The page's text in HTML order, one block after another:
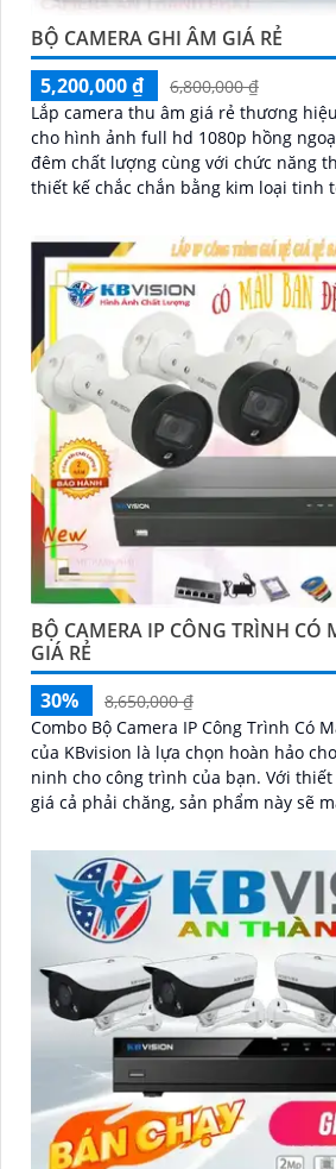
BỘ CAMERA GHI ÂM GIÁ RẺ
5,200,000 ₫
6,800,000 ₫
Lắp camera thu âm giá rẻ thương
cho hình ảnh full hd 1080p hồng
đêm chất lượng cùng với chức năng
thiết kế chắc chắn bằng kim loại tinh
BỘ CAMERA IP CÔNG TRÌNH CÓ
GIÁ RẺ
30%
8,650,000 ₫
Combo Bộ Camera IP Công Trình Có
của KBvision là lựa chọn hoàn hảo
ninh cho công trình của bạn. Với thiết kế mẫu mã đẹp và
giá cả phải chăng, sản phẩm này sẽ